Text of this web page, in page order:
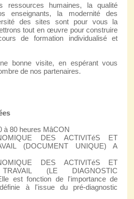
ressources humaines, la qualité
enseignants, la modernité des
des sites sont pour vous la
tout en œuvre pour construire
de formation individualisé et
bonne visite, en espérant vous
de nos partenaires.
à 80 heures MâCON
DES ACTIVITéS ET
(DOCUMENT UNIQUE) A
DES ACTIVITéS ET
(LE DIAGNOSTIC
est fonction de l'importance de
à l'issue du pré-diagnostic